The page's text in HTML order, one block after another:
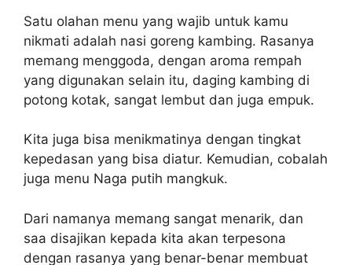
Satu olahan menu yang wajib untuk kamu
nikmati adalah nasi goreng kambing. Rasanya
memang menggoda, dengan aroma rempah
yang digunakan selain itu, daging kambing di
potong kotak, sangat lembut dan juga empuk.
Kita juga bisa menikmatinya dengan tingkat
kepedasan yang bisa diatur. Kemudian, cobalah
juga menu Naga putih mangkuk.
Dari namanya memang sangat menarik, dan
saa disajikan kepada kita akan terpesona
dengan rasanya yang benar-benar membuat